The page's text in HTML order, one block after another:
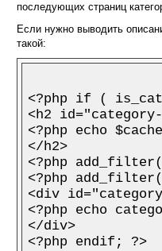
последующих страниц
Если нужно выводить
такой:
<?php if (
<h2 id="category-
<?php echo
</h2>
<?php
<?php
<div
<?php echo
</div>
<?php endif; ?>